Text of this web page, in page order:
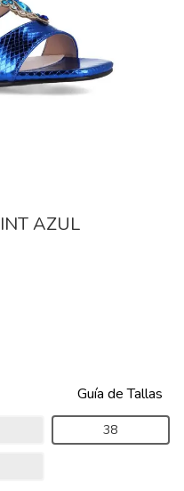
AZUL
Guía de Tallas
38